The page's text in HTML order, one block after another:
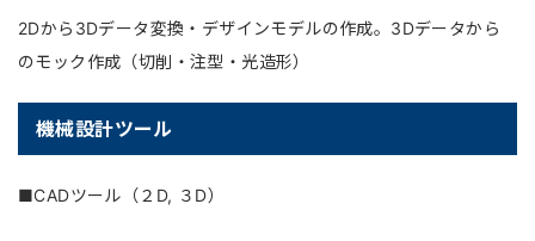
2Dから3Dデータ変換・デザインモデルの作成。3Dデータから
のモック作成（切削・注型・光造形）
機械設計ツール
■CADツール（２D, ３D）